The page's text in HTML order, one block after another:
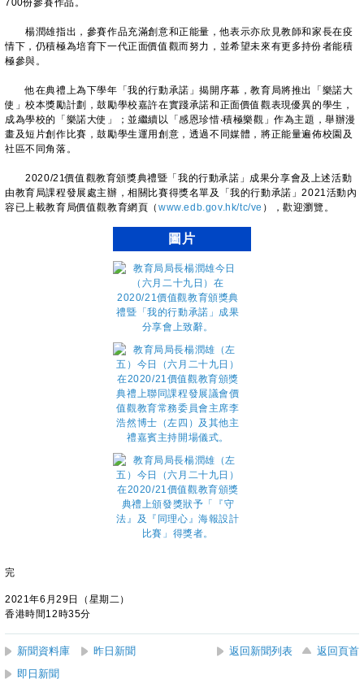
700份參賽作品。
楊潤雄指出，參賽作品充滿創意和正能量，他表示亦欣見教師和家長在疫
情下，仍積極為培育下一代正面價值觀而努力，並希望未來有更多持份者能積
極參與。
他在典禮上為下學年「我的行動承諾」揭開序幕，教育局將推出「樂諾大
使」校本獎勵計劃，鼓勵學校嘉許在實踐承諾和正面價值觀表現優異的學生，
成為學校的「樂諾大使」；並繼續以「感恩珍惜‧積極樂觀」作為主題，舉辦漫
畫及短片創作比賽，鼓勵學生運用創意，透過不同媒體，將正能量遍佈校園及
社區不同角落。
2020/21價值觀教育頒獎典禮暨「我的行動承諾」成果分享會及上述活動
由教育局課程發展處主辦，相關比賽得獎名單及「我的行動承諾」2021活動內
容已上載教育局價值觀教育網頁（www.edb.gov.hk/tc/ve ），歡迎瀏覽。
圖片
完
2021年6月29日（星期二）
香港時間12時35分
新聞資料庫 昨日新聞 返回新聞列表
返回頁首
即日新聞